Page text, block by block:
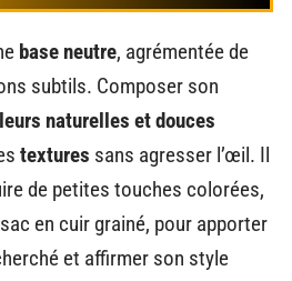
base neutre, agrémentée de
subtils. Composer son
naturelles et douces
textures sans agresser l’œil. Il
de petites touches colorées,
en cuir grainé, pour apporter
et affirmer son style